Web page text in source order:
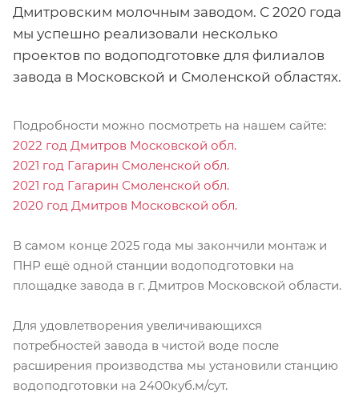
Дмитровским молочным заводом. С 2020 года
мы успешно реализовали несколько
проектов по водоподготовке для филиалов
завода в Московской и Смоленской областях.
Подробности можно посмотреть на нашем сайте:
2022 год Дмитров Московской обл.
2021 год Гагарин Смоленской обл.
2021 год Гагарин Смоленской обл.
2020 год Дмитров Московской обл.
В самом конце 2025 года мы закончили монтаж и
ПНР ещё одной станции водоподготовки на
площадке завода в г. Дмитров Московской области.
Для удовлетворения увеличивающихся
потребностей завода в чистой воде после
расширения производства мы установили станцию
водоподготовки на 2400куб.м/сут.